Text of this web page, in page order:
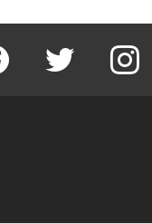
Facebook Twitter